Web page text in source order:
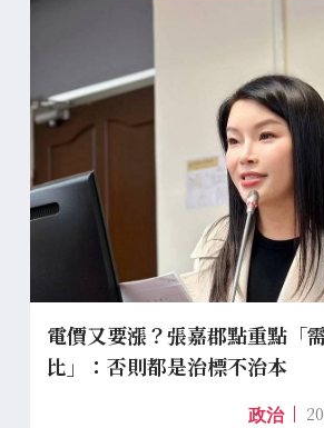
電價又要漲？張嘉郡點重點「
比」：否則都是治標不治本
政治